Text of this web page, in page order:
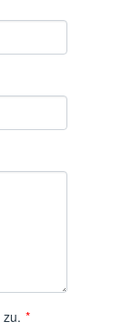
zu. *